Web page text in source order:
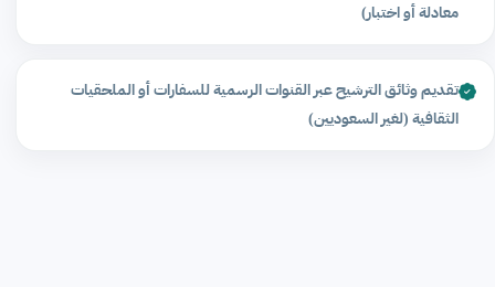
معادلة أو اختبار)
تقديم وثائق الترشيح عبر القنوات الرسمية للسفارات أو الملحقيات
الثقافية (لغير السعوديين)